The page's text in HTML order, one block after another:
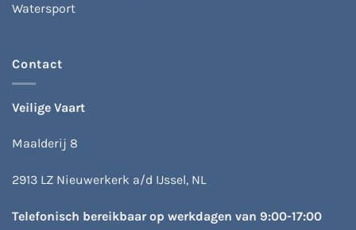
Watersport
Contact
Veilige Vaart
Maalderij 8
2913 LZ Nieuwerkerk a/d IJssel, NL
Telefonisch bereikbaar op werkdagen van 9:00-17:00